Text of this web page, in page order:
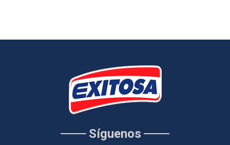
Síguenos